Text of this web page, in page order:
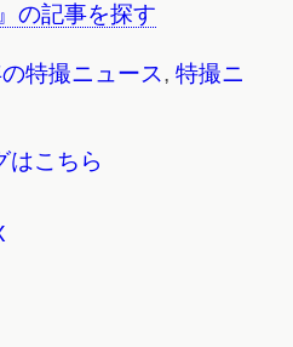
の記事を探す
特撮ニュース, 特撮ニ
はこちら